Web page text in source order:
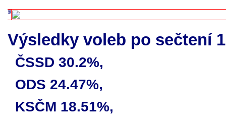
Výsledky voleb po sečtení
ČSSD 30.2%,
ODS 24.47%,
KSČM 18.51%,